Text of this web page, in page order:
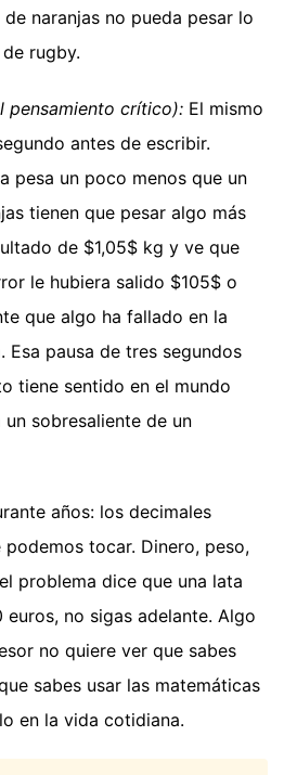
naranjas no pueda pesar lo
rugby.
pensamiento crítico): El mismo
antes de escribir.
pesa un poco menos que un
tienen que pesar algo más
de $1,05$ kg y ve que
le hubiera salido $105$ o
que algo ha fallado en la
pausa de tres segundos
tiene sentido en el mundo
sobresaliente de un
años: los decimales
tocar. Dinero, peso,
problema dice que una lata
no sigas adelante. Algo
no quiere ver que sabes
sabes usar las matemáticas
en la vida cotidiana.